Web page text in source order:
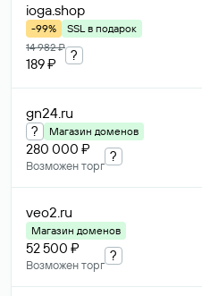
ioga.shop
-99%
SSL в подарок
14 982 ₽
189 ₽
?
gn24.ru
? Магазин доменов
280 000 ₽
Возможен торг
?
veo2.ru
Магазин доменов
52 500 ₽
Возможен торг
?